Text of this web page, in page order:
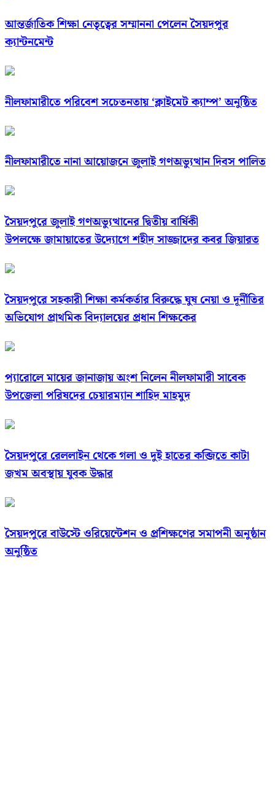
আন্তর্জাতিক শিক্ষা নেতৃত্বের সম্মাননা পেলেন সৈয়দপুর
ক্যান্টনমেন্ট
নীলফামারীতে পরিবেশ সচেতনতায় ‘ক্লাইমেট ক্যাম্প’ অনুষ্ঠিত
নীলফামারীতে নানা আয়োজনে জুলাই গণঅভ্যুত্থান দিবস পালিত
সৈয়দপুরে জুলাই গণঅভ্যুত্থানের দ্বিতীয় বার্ষিকী
উপলক্ষে জামায়াতের উদ্যোগে শহীদ সাজ্জাদের কবর জিয়ারত
সৈয়দপুরে সহকারী শিক্ষা কর্মকর্তার বিরুদ্ধে ঘুষ নেয়া ও দূর্নীতির
অভিযোগ প্রাথমিক বিদ্যালয়ের প্রধান শিক্ষকের
প্যারোলে মায়ের জানাজায় অংশ নিলেন নীলফামারী সাবেক
উপজেলা পরিষদের চেয়ারম্যান শাহিদ মাহমুদ
সৈয়দপুরে রেললাইন থেকে গলা ও দুই হাতের কব্জিতে কাটা
জখম অবস্থায় যুবক উদ্ধার
সৈয়দপুরে বাউস্টে ওরিয়েন্টেশন ও প্রশিক্ষণের সমাপনী অনুষ্ঠান
অনুষ্ঠিত